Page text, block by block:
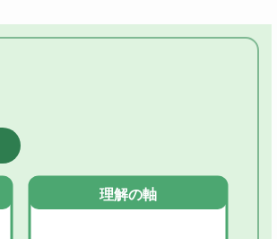
理解の軸